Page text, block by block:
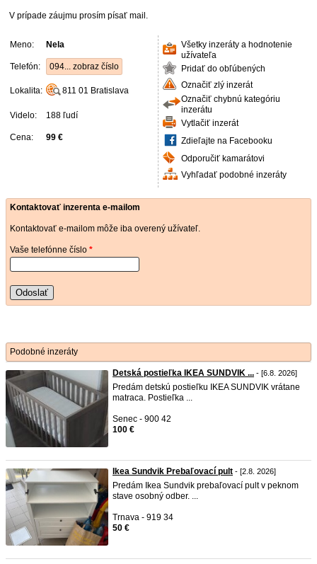
V prípade záujmu prosím písať mail.
Meno: Nela
Telefón: 094... zobraz číslo
Lokalita: 811 01 Bratislava
Videlo: 188 ľudí
Cena: 99 €
Všetky inzeráty a hodnotenie
užívateľa
Pridať do obľúbených
Označiť zlý inzerát
Označiť chybnú kategóriu
inzerátu
Vytlačiť inzerát
Zdieľajte na Facebooku
Odporučiť kamarátovi
Vyhľadať podobné inzeráty
Kontaktovať inzerenta e-mailom
Kontaktovať e-mailom môže iba overený užívateľ.
Vaše telefónne číslo *
Odoslať
Podobné inzeráty
Detská postieľka IKEA SUNDVIK ... - [6.8. 2026]
Predám detskú postieľku IKEA SUNDVIK vrátane
matraca. Postieľka ...
Senec - 900 42
100 €
Ikea Sundvik Prebaľovací pult - [2.8. 2026]
Predám Ikea Sundvik prebaľovací pult v peknom
stave osobný odber. ...
Trnava - 919 34
50 €